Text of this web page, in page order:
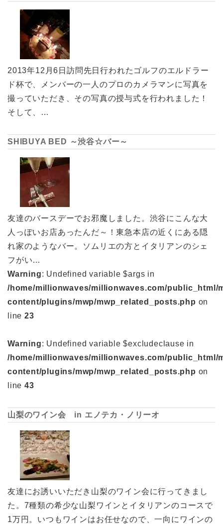
2013年12月6日訪問先日行われたゴルフのエルドラー
ド杯で、メンバーの一人のプロのカメラマンに写真を
撮っていただき、その写真の授与式を行われました！
そして、…
SHIBUYA BED ～渋谷☆バー～
友達のバースデーでお邪魔しました。渋谷にこんな大
人っぽいお店あったんだ～！東急本店の近くにある隠
れ家のようなバー。ソムリエの方とイタリアンのシェ
フがい…
Warning: Undefined variable $args in
/home/millionwaves/millionwaves.com/public_html/
content/plugins/mwp/mwp_related_posts.php on
line 23
Warning: Undefined variable $excludeclause in
/home/millionwaves/millionwaves.com/public_html/
content/plugins/mwp/mwp_related_posts.php on
line 43
山梨のワイン会 in エノテカ・ノリーオ
友達にお誘いいただき山梨のワイン会に行ってきまし
た。7種類の希少な山梨ワインとイタリアンのコースで
1万円。いつもワインはお任せなので、一向にワインの